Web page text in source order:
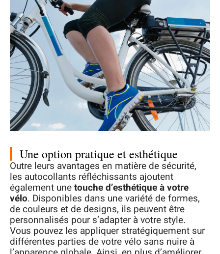
Une option pratique et esthétique
Outre leurs avantages en matière de sécurité,
les autocollants réfléchissants ajoutent
également unetouche d’esthétique à votre
vélo. Disponibles dans une variété de formes,
de couleurs et de designs, ils peuvent être
personnalisés pour s’adapter à votre style.
Vous pouvez les appliquer stratégiquement sur
différentes parties de votre vélo sans nuire à